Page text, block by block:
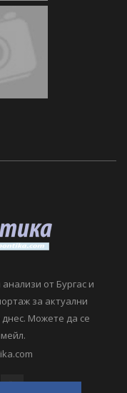
от Бургас и
за актуални
Можете да се